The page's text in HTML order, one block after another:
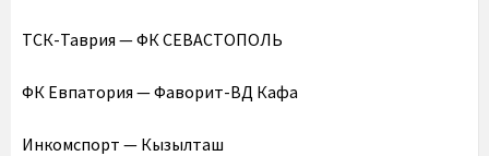
ТСК-Таврия — ФК СЕВАСТОПОЛЬ
ФК Евпатория — Фаворит-ВД Кафа
Инкомспорт — Кызылташ